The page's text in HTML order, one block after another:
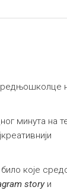
минута на
које
storyи